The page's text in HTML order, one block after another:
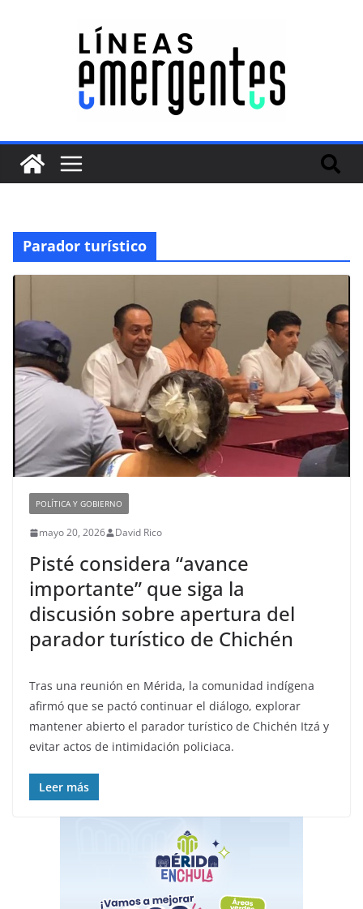
Parador turístico
POLÍTICA Y GOBIERNO
mayo 20, 2026 David Rico
Pisté considera “avance
importante” que siga la
discusión sobre apertura del
parador turístico de Chichén
Tras una reunión en Mérida, la comunidad indígena
afirmó que se pactó continuar el diálogo, explorar
mantener abierto el parador turístico de Chichén Itzá y
evitar actos de intimidación policiaca.
Leer más